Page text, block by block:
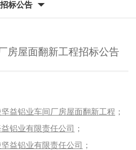
招标公告
房屋面翻新工程招标公告
益铝业车间厂房屋面翻新工程 ；
铝业有限责任公司
；
益铝业有限责任公司
；